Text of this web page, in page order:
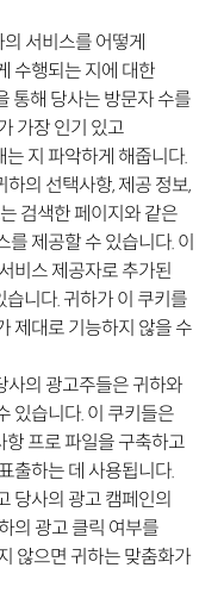
서비스를 어떻게
수행되는 지에 대한
통해 당사는 방문자 수를
가장 인기 있고
지 파악하게 해줍니다.
하의 선택사항, 제공 정보,
검색한 페이지와 같은
제공할 수 있습니다. 이
비스 제공자로 추가된
니다. 귀하가 이 쿠키를
제대로 기능하지 않을 수
사의 광고주들은 귀하와
있습니다. 이 쿠키들은
프로 파일을 구축하고
출하는 데 사용됩니다.
당사의 광고 캠페인의
의 광고 클릭 여부를
않으면 귀하는 맞춤화가